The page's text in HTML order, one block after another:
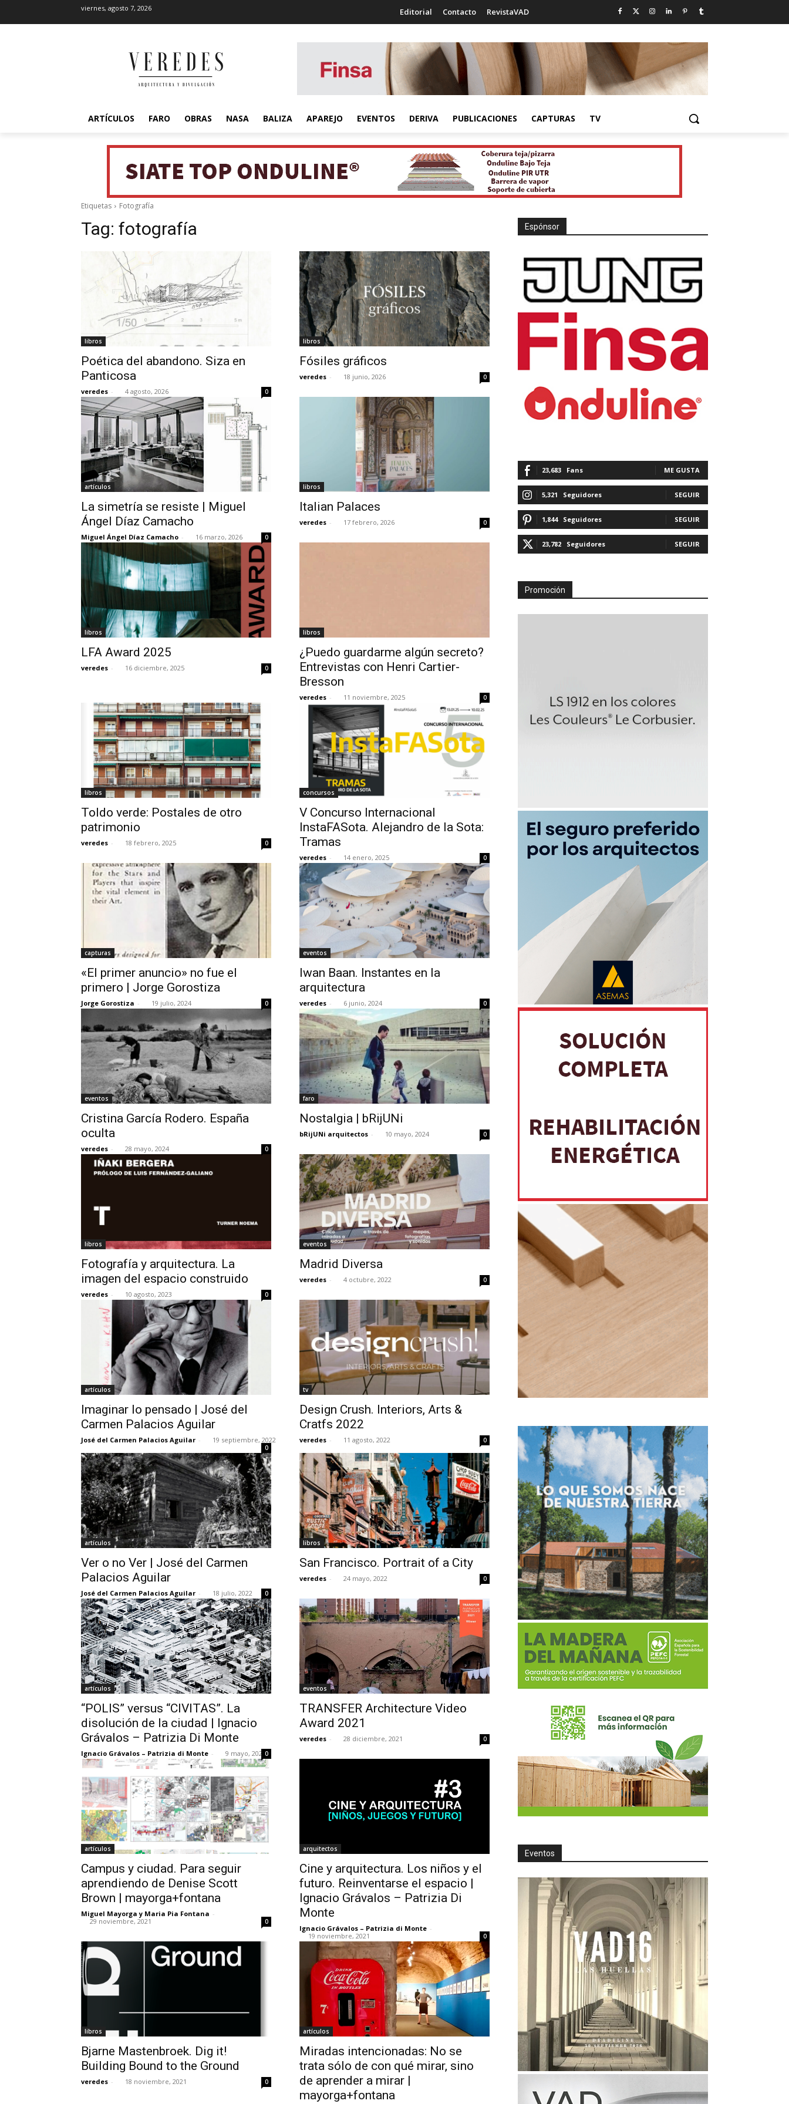
viernes, agosto 7, 2026 Editorial Contacto RevistaVAD
ARTÍCULOS FARO OBRAS NASA BALIZA APAREJO EVENTOS DERIVA PUBLICACIONES CAPTURAS TV
Etiquetas Fotografía
Tag: fotografía
libros
Poética del abandono. Siza en
Panticosa
veredes - 4 agosto, 2026 0
libros
Fósiles gráficos
veredes - 18 junio, 2026 0
artículos
La simetría se resiste | Miguel
Ángel Díaz Camacho
Miguel Ángel Díaz Camacho - 16 marzo, 2026 0
libros
Italian Palaces
veredes - 17 febrero, 2026 0
libros
LFA Award 2025
veredes - 16 diciembre, 2025 0
libros
¿Puedo guardarme algún secreto?
Entrevistas con Henri Cartier-
Bresson
veredes - 11 noviembre, 2025 0
libros
Toldo verde: Postales de otro
patrimonio
veredes - 18 febrero, 2025 0
concursos
V Concurso Internacional
InstaFASota. Alejandro de la Sota:
Tramas
veredes - 14 enero, 2025 0
capturas
«El primer anuncio» no fue el
primero | Jorge Gorostiza
Jorge Gorostiza - 19 julio, 2024 0
eventos
Iwan Baan. Instantes en la
arquitectura
veredes - 6 junio, 2024 0
eventos
Cristina García Rodero. España
oculta
veredes - 28 mayo, 2024 0
faro
Nostalgia | bRijUNi
bRijUNi arquitectos - 10 mayo, 2024 0
libros
Fotografía y arquitectura. La
imagen del espacio construido
veredes - 10 agosto, 2023 0
eventos
Madrid Diversa
veredes - 4 octubre, 2022 0
artículos
Imaginar lo pensado | José del
Carmen Palacios Aguilar
José del Carmen Palacios Aguilar - 19 septiembre, 2022
0
tv
Design Crush. Interiors, Arts &
Cratfs 2022
veredes - 11 agosto, 2022 0
artículos
Ver o no Ver | José del Carmen
Palacios Aguilar
José del Carmen Palacios Aguilar - 18 julio, 2022 0
libros
San Francisco. Portrait of a City
veredes - 24 mayo, 2022 0
artículos
“POLIS” versus “CIVITAS”. La
disolución de la ciudad | Ignacio
Grávalos – Patrizia Di Monte
Ignacio Grávalos – Patrizia di Monte - 9 mayo, 20220
eventos
TRANSFER Architecture Video
Award 2021
veredes - 28 diciembre, 2021 0
artículos
Campus y ciudad. Para seguir
aprendiendo de Denise Scott
Brown | mayorga+fontana
Miguel Mayorga y Maria Pia Fontana -
29 noviembre, 2021
0
arquitectos
Cine y arquitectura. Los niños y el
futuro. Reinventarse el espacio |
Ignacio Grávalos – Patrizia Di
Monte
Ignacio Grávalos – Patrizia di Monte -
19 noviembre, 2021
0
libros
Bjarne Mastenbroek. Dig it!
Building Bound to the Ground
veredes - 18 noviembre, 2021 0
artículos
Miradas intencionadas: No se
trata sólo de con qué mirar, sino
de aprender a mirar |
mayorga+fontana
Espónsor
23,683 Fans ME GUSTA
5,321 Seguidores SEGUIR
1,844 Seguidores SEGUIR
23,782 Seguidores SEGUIR
Promoción
Eventos